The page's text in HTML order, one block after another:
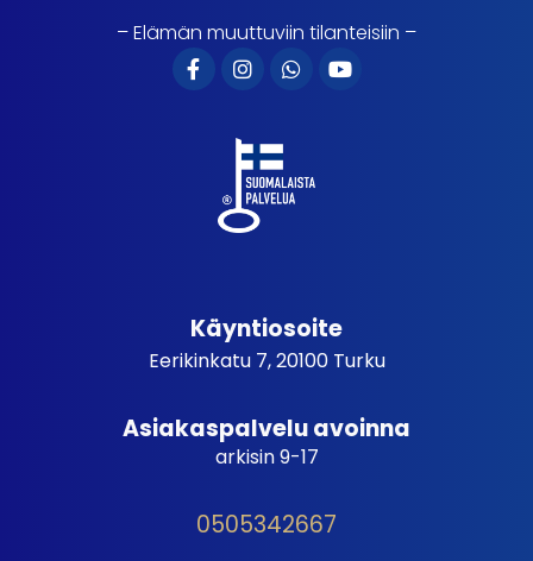
– Elämän muuttuviin tilanteisiin –
Käyntiosoite
Eerikinkatu 7, 20100 Turku
Asiakaspalvelu avoinna
arkisin 9-17
0505342667